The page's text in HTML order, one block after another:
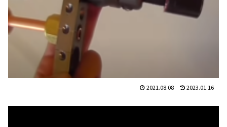
2021.08.08 2023.01.16